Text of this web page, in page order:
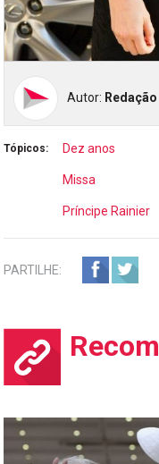
Autor: Redação
Tópicos: Dez anos
Missa
Príncipe Rainier
PARTILHE: